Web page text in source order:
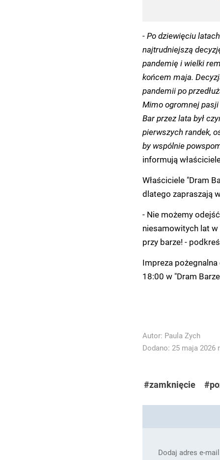
-Po dziewięciu
najtrudniejszą
pandemię i wielki
końcem maja.
pandemii po
Mimo ogromnej pasji
Bar przez lata był
pierwszych randek,
by wspólnie
informują
Właściciele "Dram
dlatego zapraszają
- Nie możemy
niesamowitych lat
przy barze! -
Impreza
18:00 w "Dram
Autor: Paula Zych
Dodano: 25 maja 2026
#zamknięcie
Dodaj adres e-